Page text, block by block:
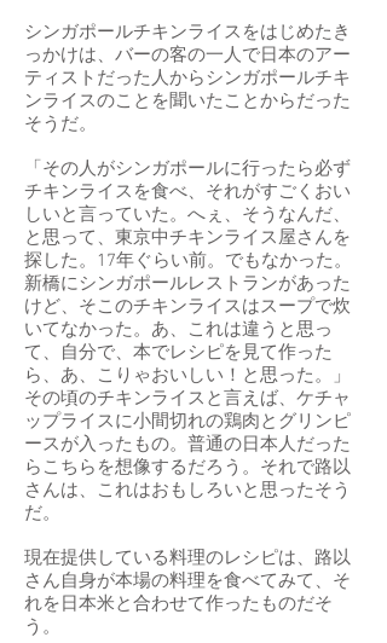
シンガポールチキンライスをはじめたき
っかけは、バーの客の一人で日本のアー
ティストだった人からシンガポールチキ
ンライスのことを聞いたことからだった
そうだ。
「その人がシンガポールに行ったら必ず
チキンライスを食べ、それがすごくおい
しいと言っていた。へぇ、そうなんだ、
と思って、東京中チキンライス屋さんを
探した。17年ぐらい前。でもなかった。
新橋にシンガポールレストランがあった
けど、そこのチキンライスはスープで炊
いてなかった。あ、これは違うと思っ
て、自分で、本でレシピを見て作った
ら、あ、こりゃおいしい！と思った。」
その頃のチキンライスと言えば、ケチャ
ップライスに小間切れの鶏肉とグリンピ
ースが入ったもの。普通の日本人だった
らこちらを想像するだろう。それで路以
さんは、これはおもしろいと思ったそう
だ。
現在提供している料理のレシピは、路以
さん自身が本場の料理を食べてみて、そ
れを日本米と合わせて作ったものだそ
う。